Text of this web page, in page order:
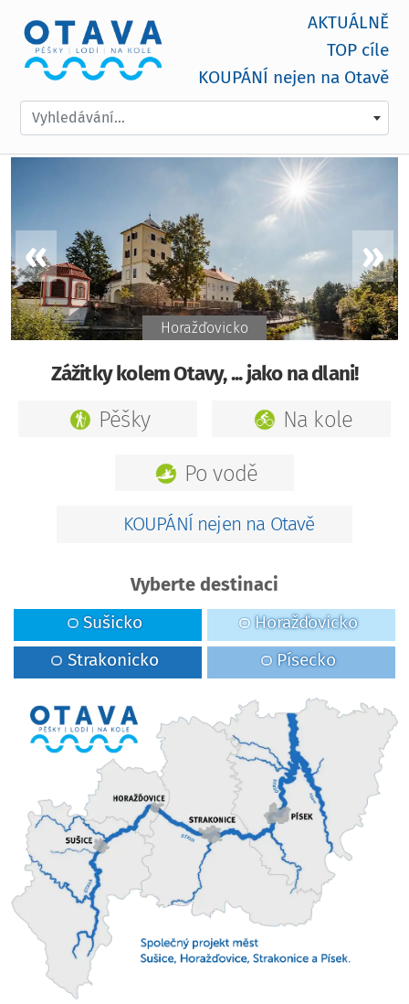
Vyhledávání...
AKTUÁLNĚ
TOP cíle
KOUPÁNÍ nejen na Otavě
Horažďovicko
Na rozhlednu Svatobor
Skleněná socha sv. Jana Nepomuckého na mostě v
Čepicích
Zážitky kolem Otavy, ... jako na dlani!
Pěšky Na kole
Po vodě
KOUPÁNÍ nejen na Otavě
Vyberte destinaci
Sušicko
Horažďovicko
Strakonicko
Písecko